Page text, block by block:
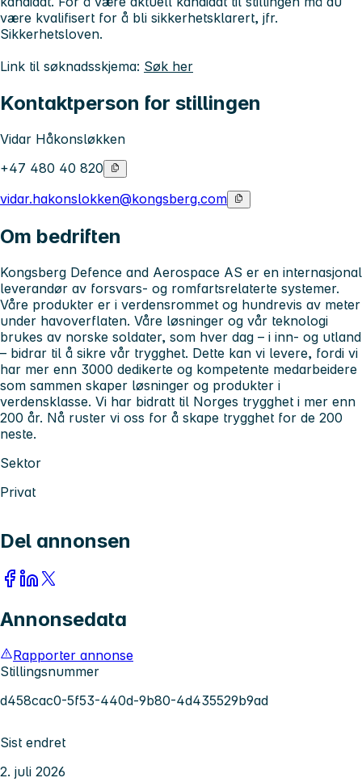
være kvalifisert for å bli sikkerhetsklarert, jfr.
Sikkerhetsloven.
Link til søknadsskjema: Søk her
Kontaktperson for stillingen
Vidar Håkonsløkken
+47 480 40 820
vidar.hakonslokken@kongsberg.com
Om bedriften
Kongsberg Defence and Aerospace AS er en internasjonal
leverandør av forsvars- og romfartsrelaterte systemer.
Våre produkter er i verdensrommet og hundrevis av meter
under havoverflaten. Våre løsninger og vår teknologi
brukes av norske soldater, som hver dag – i inn- og utland
– bidrar til å sikre vår trygghet. Dette kan vi levere, fordi vi
har mer enn 3000 dedikerte og kompetente medarbeidere
som sammen skaper løsninger og produkter i
verdensklasse. Vi har bidratt til Norges trygghet i mer enn
200 år. Nå ruster vi oss for å skape trygghet for de 200
neste.
Sektor
Privat
Del annonsen
Annonsedata
Rapporter annonse
Stillingsnummer
d458cac0-5f53-440d-9b80-4d435529b9ad
Sist endret
2. juli 2026